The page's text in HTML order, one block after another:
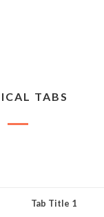
TABS
Tab Title 1